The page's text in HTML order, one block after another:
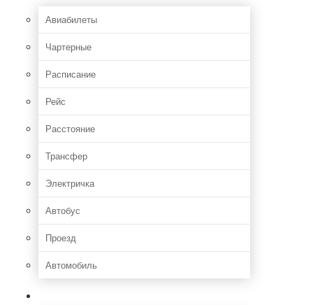
Авиабилеты
Чартерные
Расписание
Рейс
Расстояние
Трансфер
Электричка
Автобус
Проезд
Автомобиль